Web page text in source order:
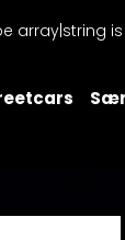
array|string